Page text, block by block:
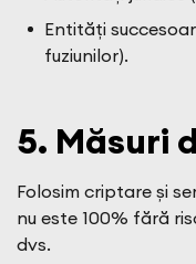
Entități
fuziunilor).
5. Măsuri
Folosim criptare și
nu este 100% fără
dvs.